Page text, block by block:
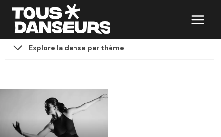
Aller
contenu
Explore la danse par thème